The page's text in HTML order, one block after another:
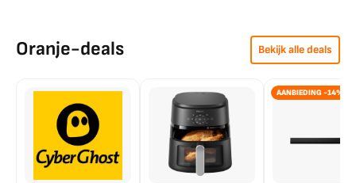
Oranje-deals Bekijk alle deals
AANBIEDING -14%